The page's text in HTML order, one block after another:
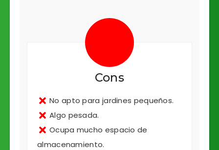
Cons
No apto para jardines pequeños.
Algo pesada.
Ocupa mucho espacio de
almacenamiento.